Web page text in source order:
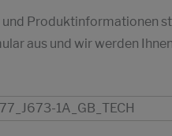
Produktinformationen
aus und wir werden